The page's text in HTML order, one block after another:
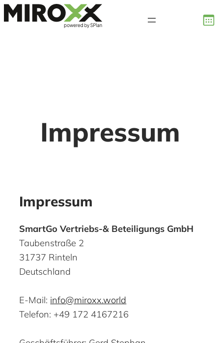
Zum
Inhalt
Impressum
Impressum
SmartGo Vertriebs-& Beteiligungs GmbH
Taubenstraße 2
31737 Rinteln
Deutschland
E-Mail: info@miroxx.world
Telefon: +49 172 4167216